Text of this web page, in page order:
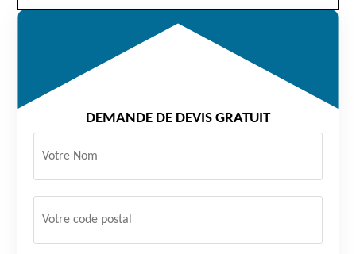
DEMANDE DE DEVIS GRATUIT